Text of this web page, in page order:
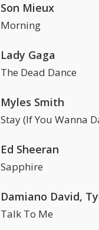
Son Mieux
Morning
Lady Gaga
The Dead Dance
Myles Smith
Stay (If You Wanna
Ed Sheeran
Sapphire
Talk To Me